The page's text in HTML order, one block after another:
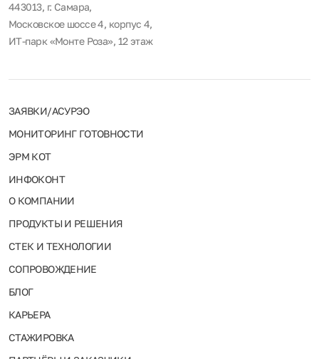
443013, г. Самара,
Московское шоссе 4, корпус 4,
ИТ-парк «Монте Роза», 12 этаж
ЗАЯВКИ/АСУРЭО
МОНИТОРИНГ ГОТОВНОСТИ
ЭРМ КОТ
ИНФОКОНТ
О КОМПАНИИ
ПРОДУКТЫ И РЕШЕНИЯ
СТЕК И ТЕХНОЛОГИИ
СОПРОВОЖДЕНИЕ
БЛОГ
КАРЬЕРА
СТАЖИРОВКА